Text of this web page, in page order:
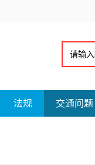
法规 交通问题